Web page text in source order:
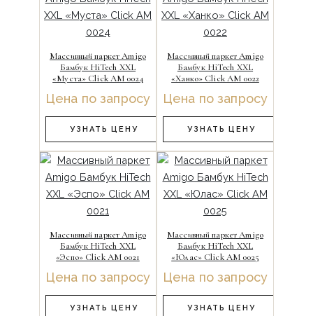
Массивный паркет Amigo
Бамбук HiTech XXL
«Муста» Click АМ 0024
Цена по запросу
УЗНАТЬ ЦЕНУ
Массивный паркет Amigo
Бамбук HiTech XXL
«Ханко» Click АМ 0022
Цена по запросу
УЗНАТЬ ЦЕНУ
Массивный паркет Amigo
Бамбук HiTech XXL
«Эспо» Click АМ 0021
Цена по запросу
УЗНАТЬ ЦЕНУ
Массивный паркет Amigo
Бамбук HiTech XXL
«Юлас» Click АМ 0025
Цена по запросу
УЗНАТЬ ЦЕНУ